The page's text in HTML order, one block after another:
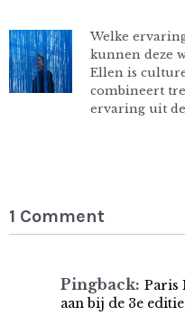
Welke
kunnen deze
Ellen is
combineert
ervaring uit
1 Comment
Pingback: Paris
aan bij de 3e